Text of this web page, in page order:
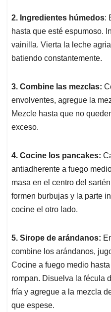
2. Ingredientes húmedos:
hasta que esté espumoso.
vainilla. Vierta la leche
batiendo constantemente.
3. Combine las mezclas:
envolventes, agregue la
Mezcle hasta que no
exceso.
4. Cocine los pancakes:
antiadherente a fuego
masa en el centro del
formen burbujas y la parte
cocine el otro lado.
5. Sirope de arándanos:
combine los arándanos,
Cocine a fuego medio
rompan. Disuelva la fécula
fría y agregue a la mezcla
que espese.